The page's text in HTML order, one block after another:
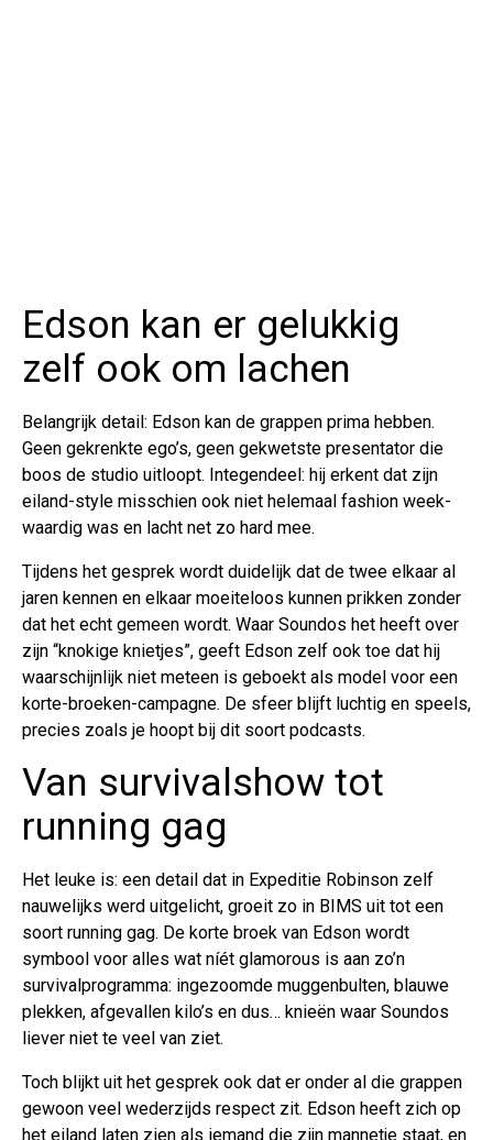
Edson kan er gelukkig
zelf ook om lachen
Belangrijk detail: Edson kan de grappen prima hebben.
Geen gekrenkte ego’s, geen gekwetste presentator die
boos de studio uitloopt. Integendeel: hij erkent dat zijn
eiland-style misschien ook niet helemaal fashion week-
waardig was en lacht net zo hard mee.
Tijdens het gesprek wordt duidelijk dat de twee elkaar al
jaren kennen en elkaar moeiteloos kunnen prikken zonder
dat het echt gemeen wordt. Waar Soundos het heeft over
zijn “knokige knietjes”, geeft Edson zelf ook toe dat hij
waarschijnlijk niet meteen is geboekt als model voor een
korte-broeken-campagne. De sfeer blijft luchtig en speels,
precies zoals je hoopt bij dit soort podcasts.
Van survivalshow tot
running gag
Het leuke is: een detail dat in Expeditie Robinson zelf
nauwelijks werd uitgelicht, groeit zo in BIMS uit tot een
soort running gag. De korte broek van Edson wordt
symbool voor alles wat níét glamorous is aan zo’n
survivalprogramma: ingezoomde muggenbulten, blauwe
plekken, afgevallen kilo’s en dus… knieën waar Soundos
liever niet te veel van ziet.
Toch blijkt uit het gesprek ook dat er onder al die grappen
gewoon veel wederzijds respect zit. Edson heeft zich op
het eiland laten zien als iemand die zijn mannetje staat, en